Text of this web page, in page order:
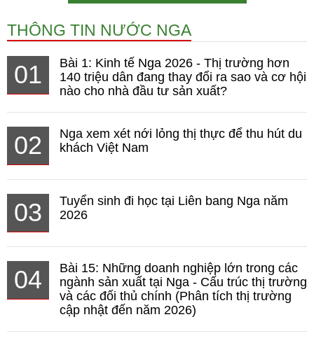
THÔNG TIN NƯỚC NGA
01
Bài 1: Kinh tế Nga 2026 - Thị trường hơn
140 triệu dân đang thay đổi ra sao và cơ hội
nào cho nhà đầu tư sản xuất?
02
Nga xem xét nới lỏng thị thực để thu hút du
khách Việt Nam
03
Tuyển sinh đi học tại Liên bang Nga năm
2026
04
Bài 15: Những doanh nghiệp lớn trong các
ngành sản xuất tại Nga - Cấu trúc thị trường
và các đối thủ chính (Phân tích thị trường
cập nhật đến năm 2026)